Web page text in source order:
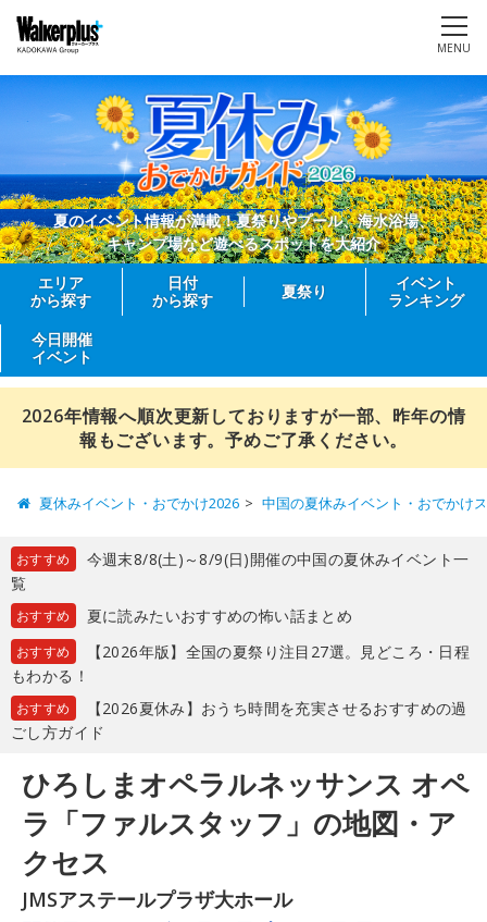
MENU
夏のイベント情報が満載！夏祭りやプール、海水浴場、
キャンプ場など遊べるスポットを大紹介
エリア
から探す
日付
から探す
夏祭り
イベント
ランキング
今日開催
イベント
2026年情報へ順次更新しておりますが一部、昨年の情
報もございます。予めご了承ください。
夏休みイベント・おでかけ2026 中国の夏休みイベント・おでかけ
おすすめ
今週末8/8(土)～8/9(日)開催の中国の夏休みイベント一
覧
おすすめ 夏に読みたいおすすめの怖い話まとめ
おすすめ
【2026年版】全国の夏祭り注目27選。見どころ・日程
もわかる！
おすすめ
【2026夏休み】おうち時間を充実させるおすすめの過
ごし方ガイド
ひろしまオペラルネッサンス オペ
ラ「ファルスタッフ」の地図・ア
クセス
JMSアステールプラザ大ホール